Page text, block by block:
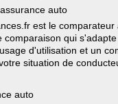
auto
est le
comparaison qui s'adapte
d'utilisation et un
situation de
auto